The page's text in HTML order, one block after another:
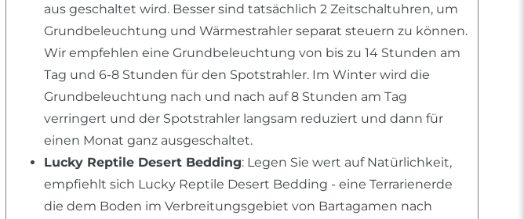
aus geschaltet wird. Besser sind tatsächlich 2 Zeitschaltuhren, um
Grundbeleuchtung und Wärmestrahler separat steuern zu können.
Wir empfehlen eine Grundbeleuchtung von bis zu 14 Stunden am
Tag und 6-8 Stunden für den Spotstrahler. Im Winter wird die
Grundbeleuchtung nach und nach auf 8 Stunden am Tag
verringert und der Spotstrahler langsam reduziert und dann für
einen Monat ganz ausgeschaltet.
Lucky Reptile Desert Bedding: Legen Sie wert auf Natürlichkeit,
empfiehlt sich Lucky Reptile Desert Bedding - eine Terrarienerde
die dem Boden im Verbreitungsgebiet von Bartagamen nach